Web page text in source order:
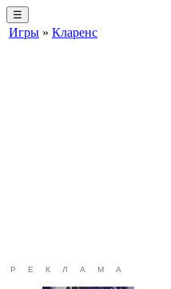
☰
Игры » Кларенс
РЕКЛАМА